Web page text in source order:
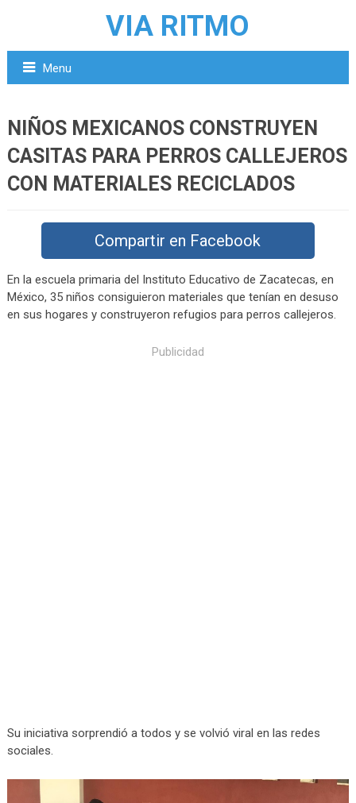
VIA RITMO
Menu
NIÑOS MEXICANOS CONSTRUYEN
CASITAS PARA PERROS CALLEJEROS
CON MATERIALES RECICLADOS
Compartir en Facebook
En la escuela primaria del Instituto Educativo de Zacatecas, en
México, 35 niños consiguieron materiales que tenían en desuso
en sus hogares y construyeron refugios para perros callejeros.
Publicidad
Su iniciativa sorprendió a todos y se volvió viral en las redes
sociales.